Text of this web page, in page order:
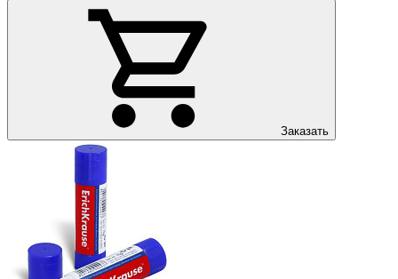
Заказать